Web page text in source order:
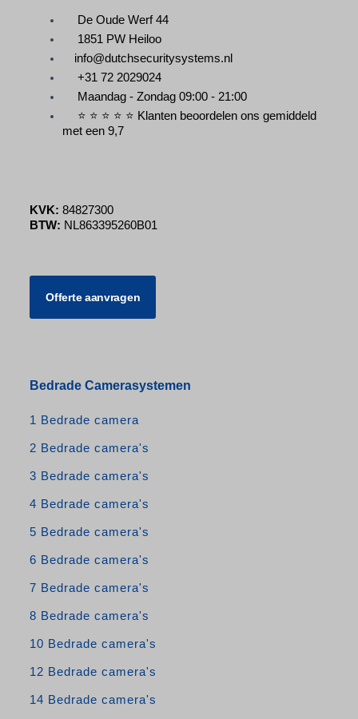
De Oude Werf 44
1851 PW Heiloo
info@dutchsecuritysystems.nl
+31 72 2029024
Maandag - Zondag 09:00 - 21:00
⭐ ⭐ ⭐ ⭐ ⭐ Klanten beoordelen ons gemiddeld
met een 9,7
KVK: 84827300
BTW: NL863395260B01
Offerte aanvragen
Bedrade Camerasystemen
1 Bedrade camera
2 Bedrade camera's
3 Bedrade camera's
4 Bedrade camera's
5 Bedrade camera's
6 Bedrade camera's
7 Bedrade camera's
8 Bedrade camera's
10 Bedrade camera's
12 Bedrade camera's
14 Bedrade camera's